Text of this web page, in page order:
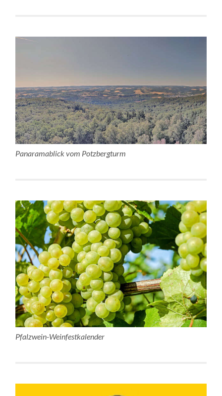
Panaramablick vom Potzbergturm
Pfalzwein-Weinfestkalender